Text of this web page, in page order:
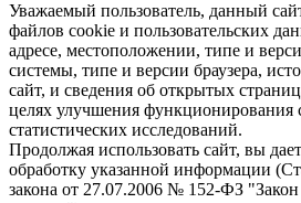
Уважаемый пользователь, данный
файлов cookie и пользовательских
адресе, местоположении, типе и
системы, типе и версии браузера,
сайт, и сведения об открытых
целях улучшения функционирования
статистических исследований.
Продолжая использовать сайт, вы
обработку указанной информации
закона от 27.07.2006 № 152-ФЗ